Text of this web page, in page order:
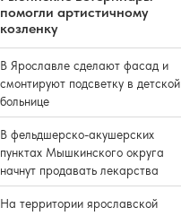
помогли артистичному
козленку
В Ярославле сделают фасад и
смонтируют подсветку в детской
больнице
В фельдшерско-акушерских
пунктах Мышкинского округа
начнут продавать лекарства
На территории ярославской